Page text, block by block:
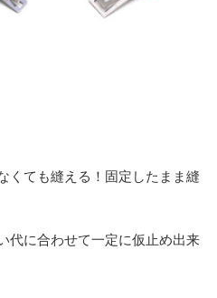
くても縫える！固定したまま縫
代に合わせて一定に仮止め出来